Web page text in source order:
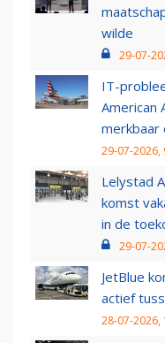
wilde
29-07-
IT-
American
merkbaar
29-07-2026,
Lelystad
komst
in de
29-07-
JetBlue
actief
28-07-2026,